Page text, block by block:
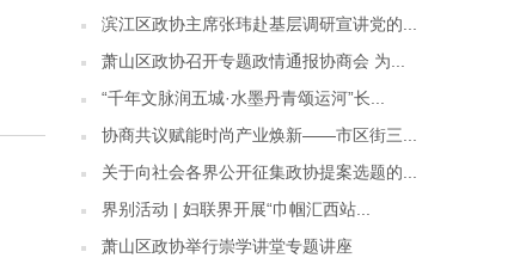
滨江区政协主席张玮赴基层调研宣讲党的...
萧山区政协召开专题政情通报协商会 为...
“千年文脉润五城·水墨丹青颂运河”长...
协商共议赋能时尚产业焕新——市区街三...
关于向社会各界公开征集政协提案选题的...
界别活动 | 妇联界开展“巾帼汇西站...
萧山区政协举行崇学讲堂专题讲座